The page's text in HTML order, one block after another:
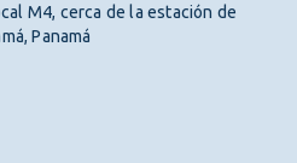
M4, cerca de la estación de
Panamá